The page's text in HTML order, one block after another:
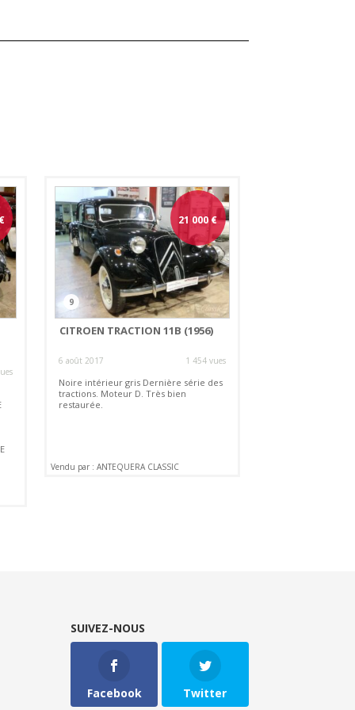
21 000€
9
CITROEN TRACTION 11B (1956)
6 août 2017 1 454 vues
Noire intérieur gris Dernière série des
tractions. Moteur D. Très bien
restaurée.
Vendu par : ANTEQUERA CLASSIC
SUIVEZ-NOUS
Facebook Twitter